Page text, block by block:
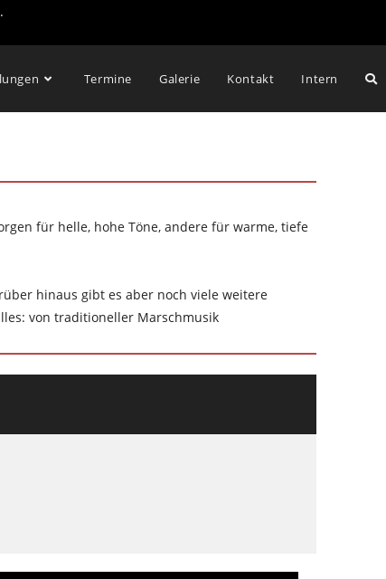
Termine Galerie Kontakt Intern
für helle, hohe Töne, andere für warme, tiefe
hinaus gibt es aber noch viele weitere
von traditioneller Marschmusik